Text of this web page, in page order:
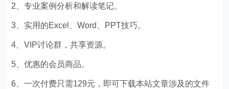
2、专业案例分析和解读笔记。
3、实用的Excel、Word、PPT技巧。
4、VIP讨论群，共享资源。
5、优惠的会员商品。
6、一次付费只需129元，即可下载本站文章涉及的文件